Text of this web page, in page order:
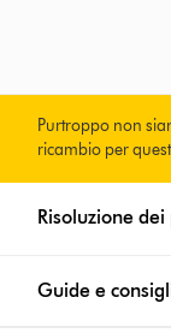
Purtroppo non
ricambio per
Risoluzione
Guide e